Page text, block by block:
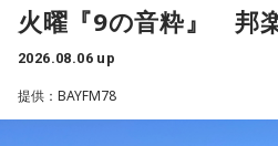
「機銃掃射だ！」
そんな叫びと悲鳴が同時に響き渡
とすさまじい音が迫ります。アメ
さ」号、「かいじ」号。列車が、
駅のホームを横目に通過すると、
初にくぐるトンネルの名前を「湯
火曜『9の音粋』 邦
2026.08.06 up
提供：BAYFM78